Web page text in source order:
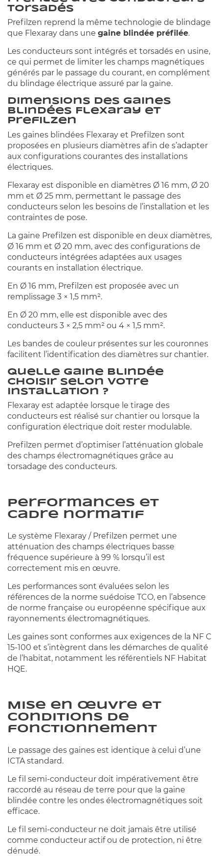
torsadés
Prefilzen reprend la même technologie de blindage
que Flexaray dans une gaine blindée préfilée.
Les conducteurs sont intégrés et torsadés en usine,
ce qui permet de limiter les champs magnétiques
générés par le passage du courant, en complément
du blindage électrique assuré par la gaine.
Dimensions des gaines
blindées Flexaray et
Prefilzen
Les gaines blindées Flexaray et Prefilzen sont
proposées en plusieurs diamètres afin de s’adapter
aux configurations courantes des installations
électriques.
Flexaray est disponible en diamètres Ø 16 mm, Ø 20
mm et Ø 25 mm, permettant le passage des
conducteurs selon les besoins de l’installation et les
contraintes de pose.
La gaine Prefilzen est disponible en deux diamètres,
Ø 16 mm et Ø 20 mm, avec des configurations de
conducteurs intégrées adaptées aux usages
courants en installation électrique.
En Ø 16 mm, Prefilzen est proposée avec un
remplissage 3 × 1,5 mm².
En Ø 20 mm, elle est disponible avec des
conducteurs 3 × 2,5 mm² ou 4 × 1,5 mm².
Les bandes de couleur présentes sur les couronnes
facilitent l’identification des diamètres sur chantier.
Quelle gaine blindée
choisir selon votre
installation ?
Flexaray est adaptée lorsque le tirage des
conducteurs est réalisé sur chantier ou lorsque la
configuration électrique doit rester modulable.
Prefilzen permet d’optimiser l’atténuation globale
des champs électromagnétiques grâce au
torsadage des conducteurs.
Performances et
cadre normatif
Le système Flexaray / Prefilzen permet une
atténuation des champs électriques basse
fréquence supérieure à 99 % lorsqu’il est
correctement mis en œuvre.
Les performances sont évaluées selon les
références de la norme suédoise TCO, en l’absence
de norme française ou européenne spécifique aux
rayonnements électromagnétiques.
Les gaines sont conformes aux exigences de la NF C
15-100 et s’intègrent dans les démarches de qualité
de l’habitat, notamment les référentiels NF Habitat
HQE.
Mise en œuvre et
conditions de
fonctionnement
Le passage des gaines est identique à celui d’une
ICTA standard.
Le fil semi-conducteur doit impérativement être
raccordé au réseau de terre pour que la gaine
blindée contre les ondes électromagnétiques soit
efficace.
Le fil semi-conducteur ne doit jamais être utilisé
comme conducteur actif ou de protection, ni être
dénudé.